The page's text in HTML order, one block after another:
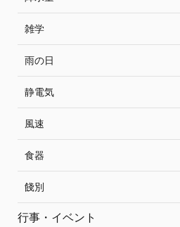
雑学
雨の日
静電気
風速
食器
餞別
行事・イベント